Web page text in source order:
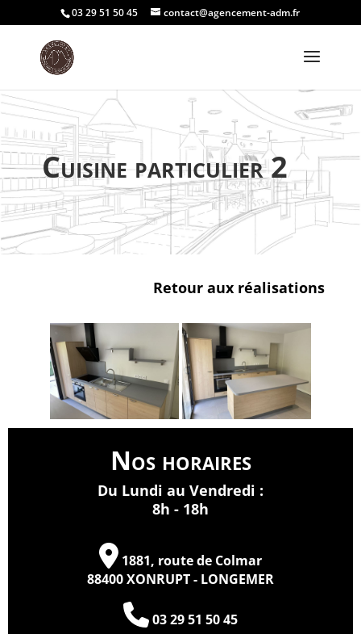
03 29 51 50 45 contact@agencement-adm.fr
Cuisine particulier 2
Retour aux réalisations
Nos horaires
Du Lundi au Vendredi :
8h - 18h
1881, route de Colmar
88400 XONRUPT - LONGEMER
03 29 51 50 45